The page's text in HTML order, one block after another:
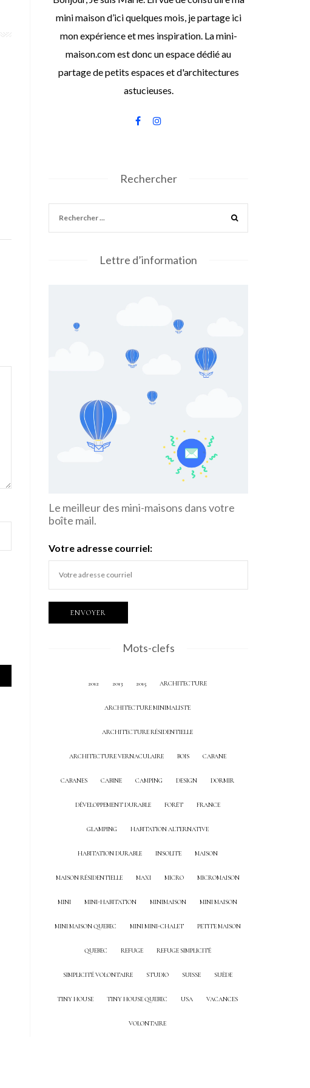
mini maison d’ici quelques mois, je partage ici
mon expérience et mes inspiration. La mini-
maison.com est donc un espace dédié au
partage de petits espaces et d'architectures
astucieuses.
Rechercher
Lettre d’information
Le meilleur des mini-maisons dans votre
boîte mail.
Votre adresse courriel:
Mots-clefs
2012 2013 2015 ARCHITECTURE
ARCHITECTURE MINIMALISTE
ARCHITECTURE RÉSIDENTIELLE
ARCHITECTURE VERNACULAIRE BOIS CABANE
CABANES CABINE CAMPING DESIGN DORMIR
DÉVELOPPEMENT DURABLE FORÊT FRANCE
GLAMPING HABITATION ALTERNATIVE
HABITATION DURABLE INSOLITE MAISON
MAISON RÉSIDENTIELLE MAXI MICRO MICROMAISON
MINI MINI-HABITATION MINIMAISON MINI MAISON
MINI MAISON QUEBEC MINI MINI-CHALET PETITE MAISON
QUEBEC REFUGE REFUGE SIMPLICITÉ
SIMPLICITÉ VOLONTAIRE STUDIO SUISSE SUÈDE
TINY HOUSE TINY HOUSE QUEBEC USA VACANCES
VOLONTAIRE